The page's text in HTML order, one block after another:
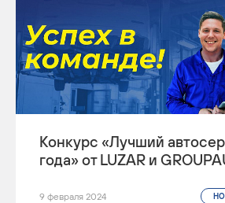
Конкурс «Лучший
года» от LUZAR и
9 февраля 2024